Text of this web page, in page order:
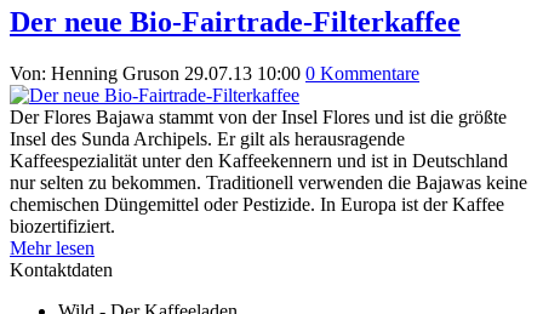
Der neue Bio-Fairtrade-Filterkaffee
Von: Henning Gruson 29.07.13 10:00 0 Kommentare
Der Flores Bajawa stammt von der Insel Flores und ist die größte
Insel des Sunda Archipels. Er gilt als herausragende
Kaffeespezialität unter den Kaffeekennern und ist in Deutschland
nur selten zu bekommen. Traditionell verwenden die Bajawas keine
chemischen Düngemittel oder Pestizide. In Europa ist der Kaffee
biozertifiziert.
Mehr lesen
Kontaktdaten